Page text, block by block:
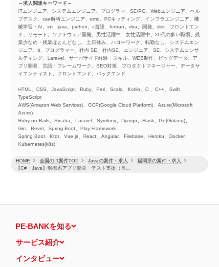
HOME 全国のIT案件TOP Javaの案件・求人
福岡県の案件・求人
【C#・Java】制御系アプリ開発・テスト支援（長...
～求人関連キーワード～
ITエンジニア、システムエンジニア、プログラマ、SE/PG、Webエンジニア、ヘル
プデスク、cae解析エンジニア、emc、PCキッティング、インフラエンジニア、機
械学習・AI、iot、java、python、c言語、fortran、vba、開発、sler、フロントエン
ド、リモート、ソフトウェア開発、男性活躍中、女性活躍中、20代の多い職場、残
業少なめ・残業ほとんどなし、土日休み、ハローワーク、転勤なし、システムエン
ジニア、it、プログラマー、社内 SE、社内SE、エンジニア、SE、システムコンサ
ルティング、Laravel、サーバサイド経験・スキル、WEB制作、ビッグデータ、ア
プリ開発、言語・フレームワーク、SEO対策、プロダクトマネージャー、データサ
イエンティスト、フロントエンド、バックエンド
HTML、CSS、JavaScript、Ruby、Perl、Scala、Kotlin、C 、C++、Swift、
TypeScript
AWS(Amazon Web Services)、GCP(Google Cloud Platform)、Azure(Microsoft
Azure)、
Ruby on Rails、Sinatra、Laravel、Symfony、Django、Flask、Go(Golang)、
Gin、Revel、Spring Boot、Play Framework
Spring Boot、Ktor、Vue.js、React、Angular、Firebase、Heroku、Docker、
Kubernetes(k8s)
PE-BANKを知る
サービス紹介
インタビュー